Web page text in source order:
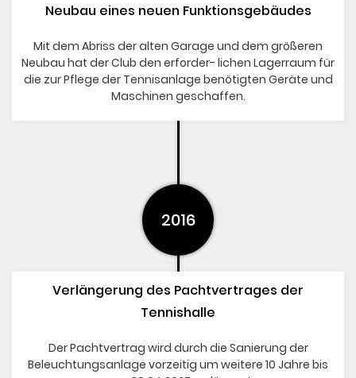
Neubau eines neuen Funktionsgebäudes
Mit dem Abriss der alten Garage und dem größeren
Neubau hat der Club den erforder- lichen Lagerraum für
die zur Pflege der Tennisanlage benötigten Geräte und
Maschinen geschaffen.
2016
Verlängerung des Pachtvertrages der
Tennishalle
Der Pachtvertrag wird durch die Sanierung der
Beleuchtungsanlage vorzeitig um weitere 10 Jahre bis